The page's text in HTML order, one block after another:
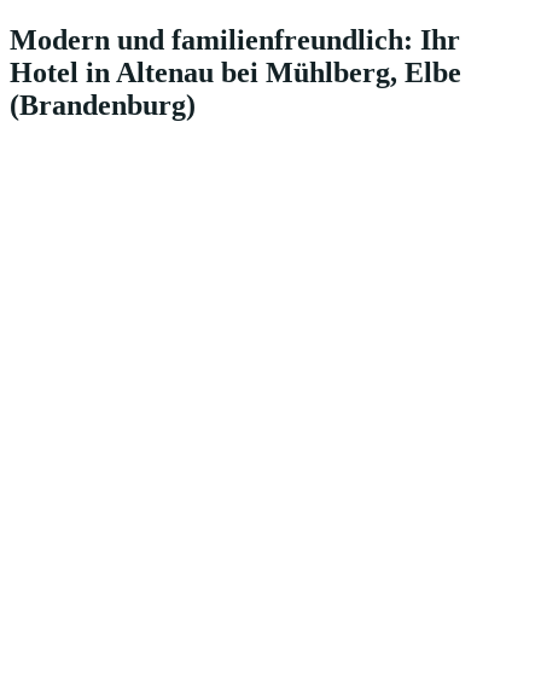
Modern und familienfreundlich: Ihr
Hotel in Altenau bei Mühlberg, Elbe
(Brandenburg)